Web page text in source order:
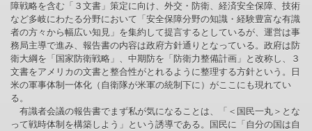
障戦略を含む「３文書」策定に向け、外交・防衛、経済安全保障、技術
など多岐にわたる分野において「安全保障分野の知識・経験豊富な有識
者の方々から幅広い知見」を集約して提言するとしているが、運営は事
務局主導で進み、報告書の内容は政府方針通りとなっている。政府は防
衛大綱を「国家防衛戦略」、中期防を「防衛力整備計画」と改称し、３
文書をアメリカの文書と整合性がとれるように整理する方針という。日
米の軍事体制一体化（自衛隊が米軍の統制下に）がここにも現れてい
る。
有識者会議の報告書でまず私が気になることは、「＜国民一丸＞とな
って戦時体制を構築しよう」という誘導である。国民に「自分の国は自